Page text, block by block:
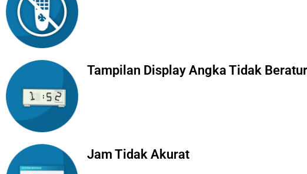
Tampilan Display Angka Tidak
Jam Tidak Akurat